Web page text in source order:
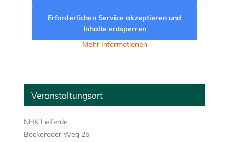
Veranstaltungsort
NHK Leiferde
Bockeroder Weg 2b
Erforderlichen Service akzeptieren und
Inhalte entsperren
Mehr Informationen